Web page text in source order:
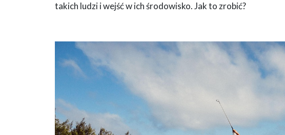
takich ludzi i wejść w ich środowisko. Jak to zrobić?